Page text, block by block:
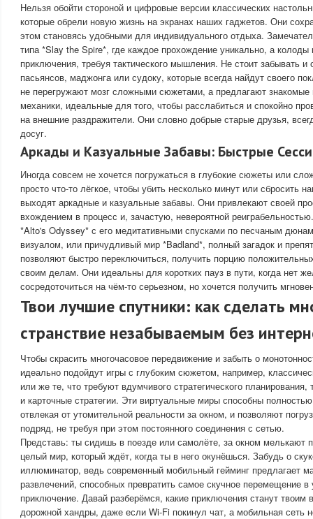
Нельзя обойти стороной и цифровые версии классических
которые обрели новую жизнь на экранах наших гаджетов. Они
этом становясь удобными для индивидуального отдыха.
типа *Slay the Spire*, где каждое прохождение уникально, а колоды
приключения, требуя тактического мышления. Не стоит забывать и
пасьянсов, маджонга или судоку, которые всегда найдут своего
не перегружают мозг сложными сюжетами, а предлагают
механики, идеальные для того, чтобы расслабиться и спокойно
на внешние раздражители. Они словно добрые старые друзья,
досуг.
Аркады и Казуальные Забавы: Быстрые
Иногда совсем не хочется погружаться в глубокие сюжеты или
просто что-то лёгкое, чтобы убить несколько минут или сбросить
выходят аркадные и казуальные забавы. Они привлекают своей
вхождением в процесс и, зачастую, невероятной
*Alto's Odyssey* с его медитативными спусками по песчаным
визуалом, или причудливый мир *Badland*, полный загадок и
позволяют быстро переключиться, получить порцию
своим делам. Они идеальны для коротких пауз в пути, когда нет
сосредоточиться на чём-то серьезном, но хочется получить
Твои лучшие спутники: как сделать
странствие незабываемым без
Чтобы скрасить многочасовое передвижение и забыть о
идеально подойдут игры с глубоким сюжетом, например,
или же те, что требуют вдумчивого стратегического планирования,
и карточные стратегии. Эти виртуальные миры способны
отвлекая от утомительной реальности за окном, и позволяют
подряд, не требуя при этом постоянного соединения с сетью.
Представь: ты сидишь в поезде или самолёте, за окном мелькают
целый мир, который ждёт, когда ты в него окунёшься. Забудь о
иллюминатор, ведь современный мобильный гейминг предлагает
развлечений, способных превратить самое скучное перемещение в
приключение. Давай разберёмся, какие приключения станут твоим
дорожной хандры, даже если Wi-Fi покинул чат, а мобильная сеть